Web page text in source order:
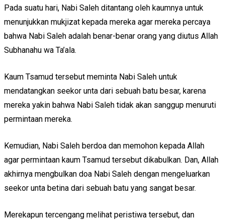
Pada suatu hari, Nabi Saleh ditantang oleh kaumnya untuk
menunjukkan mukjizat kepada mereka agar mereka percaya
bahwa Nabi Saleh adalah benar-benar orang yang diutus Allah
Subhanahu wa Ta’ala.
Kaum Tsamud tersebut meminta Nabi Saleh untuk
mendatangkan seekor unta dari sebuah batu besar, karena
mereka yakin bahwa Nabi Saleh tidak akan sanggup menuruti
permintaan mereka.
Kemudian, Nabi Saleh berdoa dan memohon kepada Allah
agar permintaan kaum Tsamud tersebut dikabulkan. Dan, Allah
akhirnya mengbulkan doa Nabi Saleh dengan mengeluarkan
seekor unta betina dari sebuah batu yang sangat besar.
Merekapun tercengang melihat peristiwa tersebut, dan